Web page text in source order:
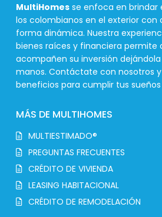
MultiHomes se enfoca en brindar
los colombianos en el exterior con
forma dinámica. Nuestra
bienes raíces y financiera permite
acompañen su inversión
manos. Contáctate con nosotros
beneficios para cumplir tus
MÁS DE MULTIHOMES
MULTIESTIMADO®
PREGUNTAS FRECUENTES
CRÉDITO DE VIVIENDA
LEASING HABITACIONAL
CRÉDITO DE REMODELACIÓN